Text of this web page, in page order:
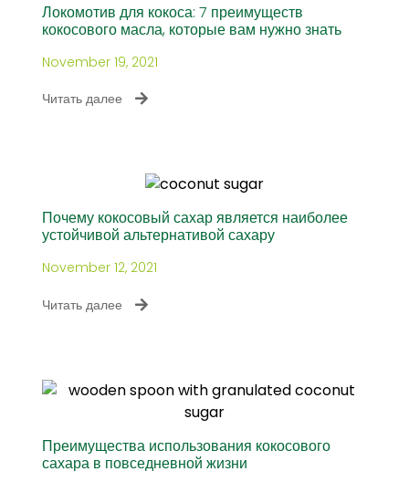
Локомотив для кокоса: 7 преимуществ
кокосового масла, которые вам нужно знать
November 19, 2021
Читать далее
Почему кокосовый сахар является наиболее
устойчивой альтернативой сахару
November 12, 2021
Читать далее
Преимущества использования кокосового
сахара в повседневной жизни